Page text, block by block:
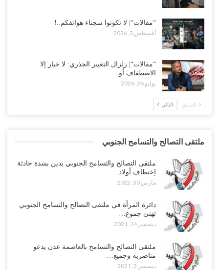
“مقالات“| لا تكونوا سجناء هواتفكم..!
أغسطس 3, 2026
“مقالات“| زلزال التغيير الجذري: لا خيار إلا
الاصطفاف أو…
يوليو 26, 2026
السابق التالي
ملتقى التصالح والتسامح الجنوبي
ملتقى التصالح والتسامح الجنوبي يدين بشدة حادثة
إختطاف أولاد…
مارس 30, 2022
دائرة المرأة في ملتقى التصالح والتسامح الجنوبي
تهنئ جموع…
ديسمبر 14, 2021
ملتقى التصالح والتسامح بالعاصمة عدن يدعو
مناصريه وجميع…
ديسمبر 3, 2021